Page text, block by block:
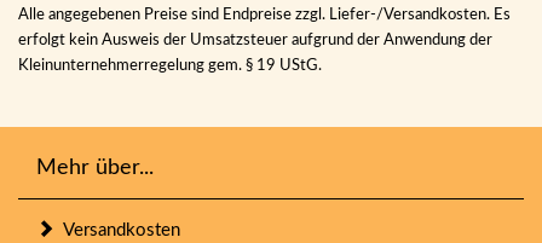
Alle angegebenen Preise sind Endpreise zzgl. Liefer-/Versandkosten. Es
erfolgt kein Ausweis der Umsatzsteuer aufgrund der Anwendung der
Kleinunternehmerregelung gem. § 19 UStG.
Mehr über...
Versandkosten